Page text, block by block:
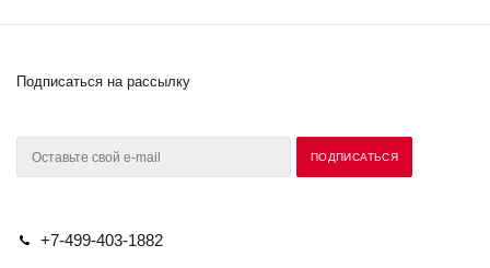
Подписаться на рассылку
+7-499-403-1882